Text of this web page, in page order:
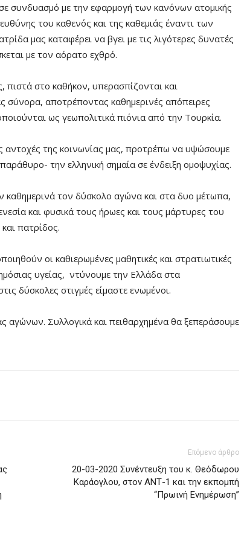
συνδυασμό με την εφαρμογή των κανόνων ατομικής
του καθενός και της καθεμιάς έναντι των
μας καταφέρει να βγει με τις λιγότερες δυνατές
με τον αόρατο εχθρό.
στο καθήκον, υπερασπίζονται και
σύνορα, αποτρέποντας καθημερινές απόπειρες
ως γεωπολιτικά πιόνια από την Τουρκία.
αντοχές της κοινωνίας μας, προτρέπω να υψώσουμε
την ελληνική σημαία σε ένδειξη ομοψυχίας.
τον δύσκολο αγώνα και στα δυο μέτωπα,
και φυσικά τους ήρωες και τους μάρτυρες του
πατρίδος.
οι καθιερωμένες μαθητικές και στρατιωτικές
υγείας, ντύνουμε την Ελλάδα στα
δύσκολες στιγμές είμαστε ενωμένοι.
αγώνων. Συλλογικά και πειθαρχημένα θα ξεπεράσουμε
Επόμενο άρθρο
20-03-2020 Συνέντευξη του κ. Θεόδωρου
Καράογλου, στον ΑΝΤ-1 και την εκπομπή
“Πρωινή Ενημέρωση”